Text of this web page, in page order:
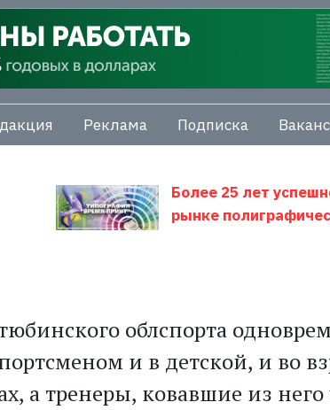
Реклама Подписка
Более 25 лет
рынке
облспорта
и в детской, и во
а тренеры, ковавшие из